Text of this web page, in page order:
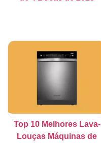
Top 10 Melhores Lava-
Louças Máquinas de